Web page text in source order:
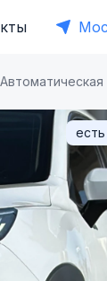
Автоматическая